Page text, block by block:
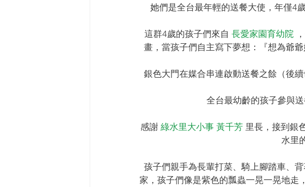
她們是全台最年輕的送餐大使，年僅4
這群4歲的孩子們來自 長愛家園育幼院 ，
畫，當孩子們自主寫下夢想：『想為爺
銀色大門在媒合串連啟動送餐之餘（後
全台最幼齡的孩子參與
感謝 綠水里大小事 黃千芳 里長，接到銀
水里
孩子們親手為長輩打菜、騎上腳踏車、
家，孩子們像是紫色的瓢蟲一晃一晃地走